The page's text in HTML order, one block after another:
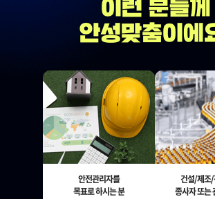
안전관리자를
목표로 하시는 분
건설/제조
종사자 또는